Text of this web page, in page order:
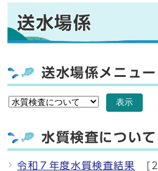
送水場係
送水場係メニュー
表示
水質検査について
令和７年度水質検査結果